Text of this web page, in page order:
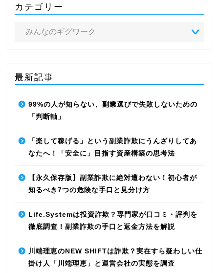
カテゴリー
最新記事
99%の人が知らない、副業選びで失敗しないための
「判断軸」
「楽して稼げる」という副業詐欺にうんざりしてあ
なたへ！「安全に」目指す資産構築の思考法
【永久保存版】副業詐欺に絶対遭わない！初心者が
知るべき7つの危険な手口と見分け方
Life.Systemは投資詐欺？専門家が口コミ・評判を
徹底調査！副業詐欺の手口と返金方法を解説
川端理恵のNEW SHIFTは詐欺？実在すら疑わしい仕
掛け人「川端理恵」と運営会社の実態を調査